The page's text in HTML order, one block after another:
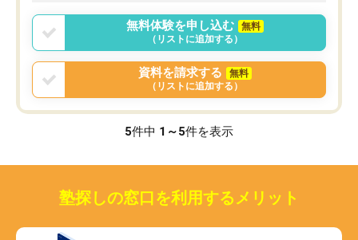
無料体験を申し込む
無料
（リストに追加する）
資料を請求する
無料
（リストに追加する）
5件中 1～5件を表示
塾探しの窓口を利用するメリット